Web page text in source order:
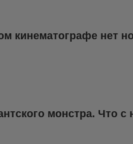
кинематографе нет
монстра. Что с